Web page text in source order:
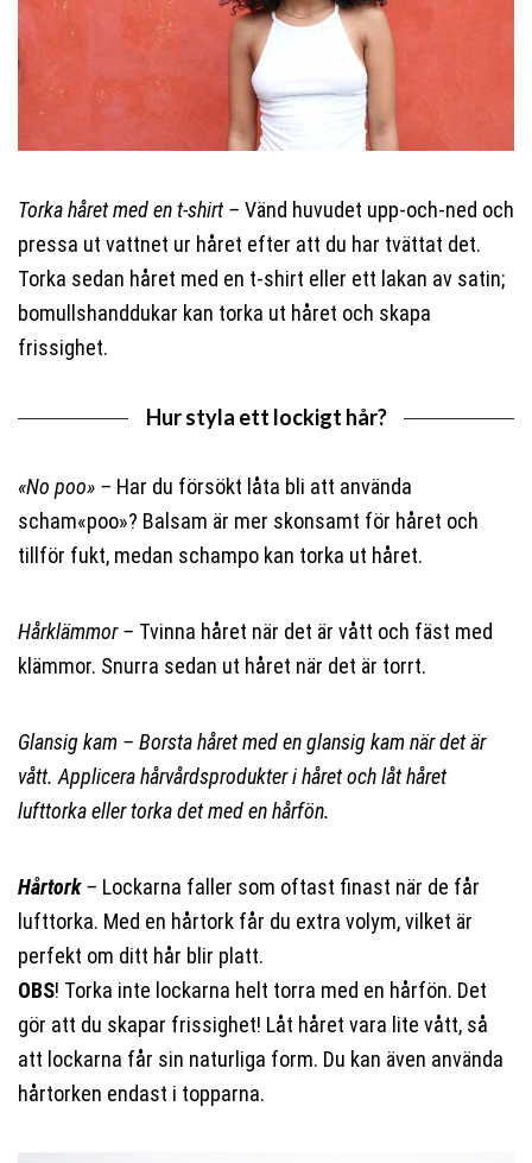
Torka håret med en t-shirt – Vänd huvudet upp-och-ned och
pressa ut vattnet ur håret efter att du har tvättat det.
Torka sedan håret med en t-shirt eller ett lakan av satin;
bomullshanddukar kan torka ut håret och skapa
frissighet.
Hur styla ett lockigt hår?
«No poo» – Har du försökt låta bli att använda
scham«poo»? Balsam är mer skonsamt för håret och
tillför fukt, medan schampo kan torka ut håret.
Hårklämmor – Tvinna håret när det är vått och fäst med
klämmor. Snurra sedan ut håret när det är torrt.
Glansig kam – Borsta håret med en glansig kam när det är
vått. Applicera hårvårdsprodukter i håret och låt håret
lufttorka eller torka det med en hårfön.
Hårtork– Lockarna faller som oftast finast när de får
lufttorka. Med en hårtork får du extra volym, vilket är
perfekt om ditt hår blir platt.
OBS! Torka inte lockarna helt torra med en hårfön. Det
gör att du skapar frissighet! Låt håret vara lite vått, så
att lockarna får sin naturliga form. Du kan även använda
hårtorken endast i topparna.